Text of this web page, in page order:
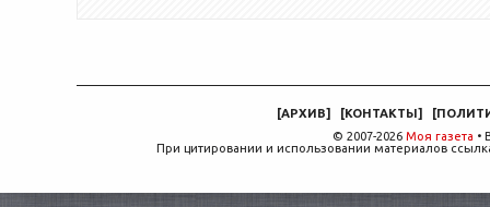
[АРХИВ] [КОНТАКТЫ] [
© 2007-2026 Моя газета •
При цитировании и использовании материалов